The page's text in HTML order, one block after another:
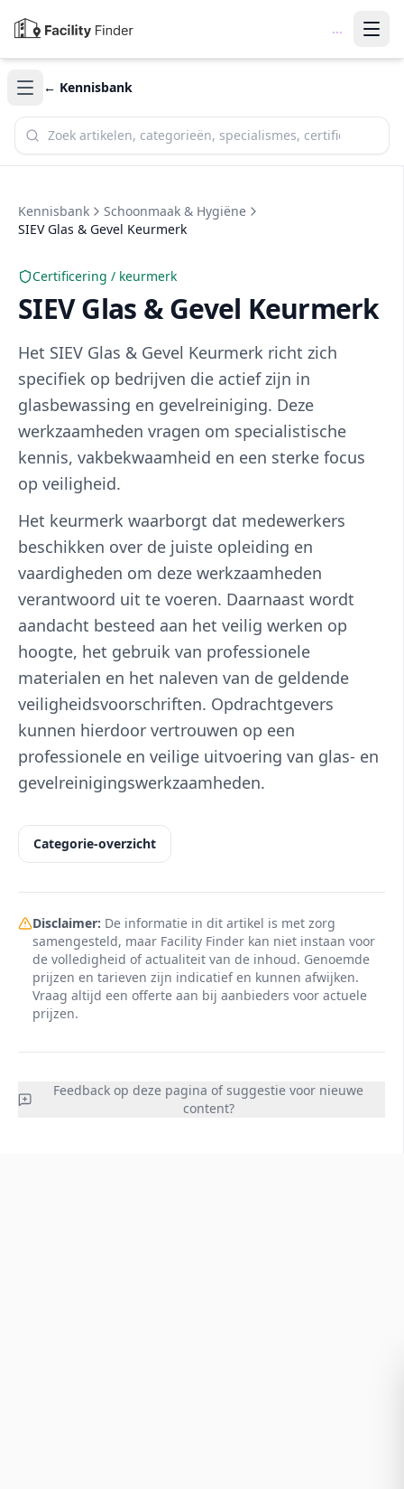
...
← Kennisbank
Zoek in de kennisbank
Kennisbank
Schoonmaak & Hygiëne
SIEV Glas & Gevel Keurmerk
Certificering / keurmerk
SIEV Glas & Gevel Keurmerk
Het SIEV Glas & Gevel Keurmerk richt zich
specifiek op bedrijven die actief zijn in
glasbewassing en gevelreiniging. Deze
werkzaamheden vragen om specialistische
kennis, vakbekwaamheid en een sterke focus
op veiligheid.
Het keurmerk waarborgt dat medewerkers
beschikken over de juiste opleiding en
vaardigheden om deze werkzaamheden
verantwoord uit te voeren. Daarnaast wordt
aandacht besteed aan het veilig werken op
hoogte, het gebruik van professionele
materialen en het naleven van de geldende
veiligheidsvoorschriften. Opdrachtgevers
kunnen hierdoor vertrouwen op een
professionele en veilige uitvoering van glas- en
gevelreinigingswerkzaamheden.
Categorie-overzicht
Disclaimer: De informatie in dit artikel is met zorg
samengesteld, maar Facility Finder kan niet instaan voor
de volledigheid of actualiteit van de inhoud. Genoemde
prijzen en tarieven zijn indicatief en kunnen afwijken.
Vraag altijd een offerte aan bij aanbieders voor actuele
prijzen.
Feedback op deze pagina of suggestie voor nieuwe
content?